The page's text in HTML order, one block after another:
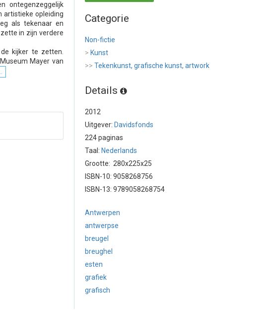
ontegenzeggelijk
artistieke opleiding
als tekenaar en
in zijn verdere
kijker te zetten.
Mayer van
Categorie
Non-fictie
> Kunst
>> Tekenkunst, grafische kunst, artwork
Details
2012
Uitgever: Davidsfonds
224 paginas
Taal: Nederlands
Grootte: 280x225x25
ISBN-10: 9058268756
ISBN-13: 9789058268754
Antwerpen
antwerpse
breugel
breughel
esten
grafiek
grafisch